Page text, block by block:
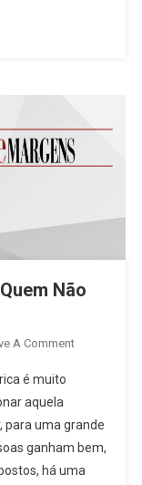
Não
A CommentOn
Ser
Quem
Não
é muito
aquela
para uma grande
ganham bem,
há uma